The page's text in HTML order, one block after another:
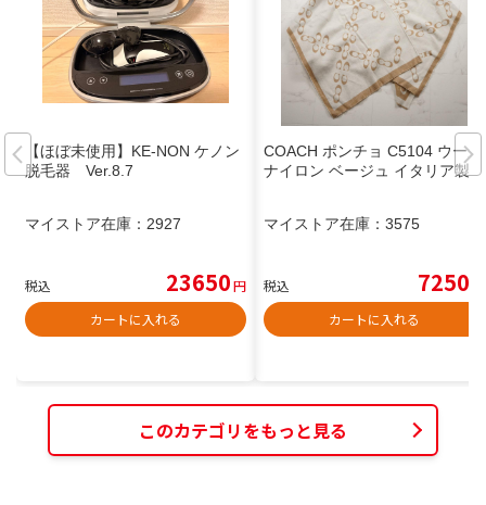
【ほぼ未使用】KE-NON ケノン
脱毛器 Ver.8.7
マイストア在庫： 2927
税込 23650円
カートに入れる
COACH ポンチョ C5104 ウール
ナイロン ベージュ イタリア製
マイストア在庫： 3575
税込 7250
カートに入れる
このカテゴリをもっと見る